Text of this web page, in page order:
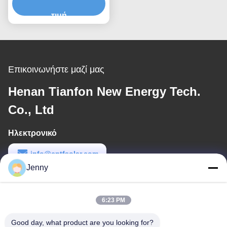
Αντοχή σε Πίεση Ανέμου
Αντιδιαβρωτικές
Γαλβανισμένες Λύσεις
τιμή
Επικοινωνήστε μαζί μας
Henan Tianfon New Energy Tech.
Co., Ltd
Ηλεκτρονικό
info@cntfsolar.com
Εργασιακό χρόνο
Jenny
6:23 PM
Good day, what product are you looking for?